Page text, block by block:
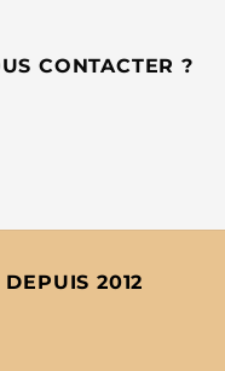
CONTACTER ?
2012